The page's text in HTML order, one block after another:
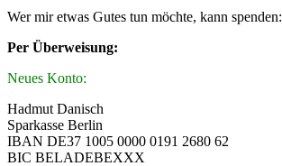
Wer mir etwas Gutes tun möchte, kann spenden:
Per Überweisung:
Neues Konto:
Hadmut Danisch
Sparkasse Berlin
IBAN DE37 1005 0000 0191 2680 62
BIC BELADEBEXXX